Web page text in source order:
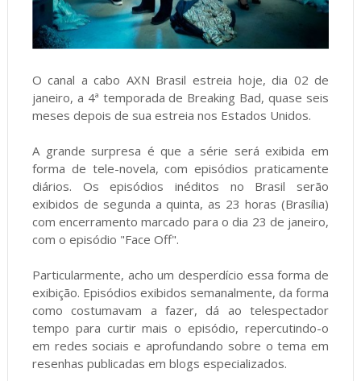
O canal a cabo AXN Brasil estreia hoje, dia 02 de
janeiro, a 4ª temporada de Breaking Bad, quase seis
meses depois de sua estreia nos Estados Unidos.
A grande surpresa é que a série será exibida em
forma de tele-novela, com episódios praticamente
diários. Os episódios inéditos no Brasil serão
exibidos de segunda a quinta, as 23 horas (Brasília)
com encerramento marcado para o dia 23 de janeiro,
com o episódio "Face Off".
Particularmente, acho um desperdício essa forma de
exibição. Episódios exibidos semanalmente, da forma
como costumavam a fazer, dá ao telespectador
tempo para curtir mais o episódio, repercutindo-o
em redes sociais e aprofundando sobre o tema em
resenhas publicadas em blogs especializados.